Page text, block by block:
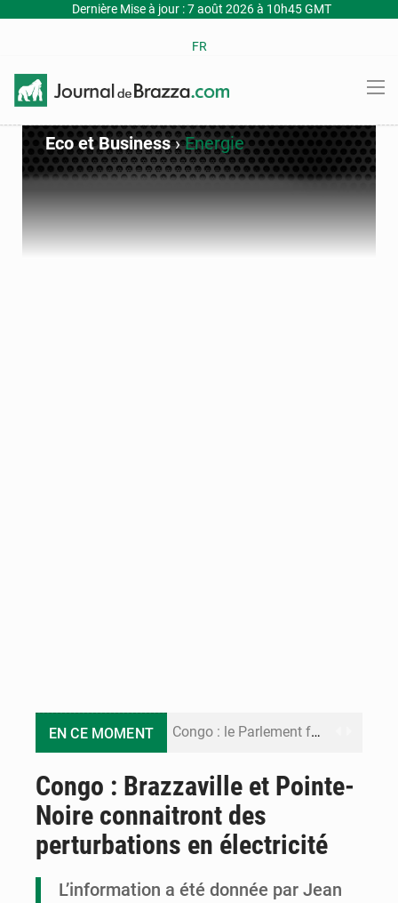
Dernière Mise à jour : 7 août 2026 à 10h45 GMT
FR
Eco et Business›Energie
EN CE MOMENT Congo : le Parlement formule 28 recommandations sur le Cadre budgétaire 2027-2029
Congo-RDC : Brazzaville et Kinshasa renforcent leur coopération en faveur de la jeunesse
Le Congo se dote d’un programme national pour valoriser les produits forestiers non ligneux
Congo : Brazzaville et Pointe-
Noire connaitront des
perturbations en électricité
L’information a été donnée par Jean